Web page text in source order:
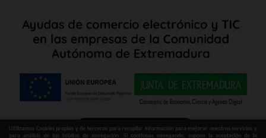
Utilizamos Cookies propias y de terceros para recopilar información para mejorar nuestros servicios y
para análisis de tus hábitos de navegación. Si continuas navegando, supone la aceptación de la